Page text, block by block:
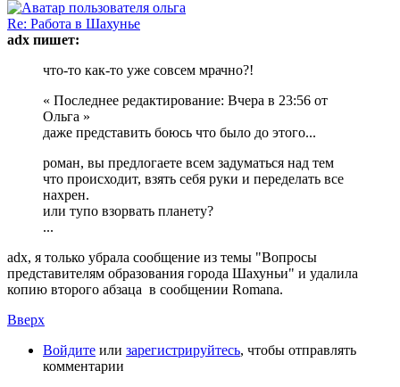
Re: Работа в Шахунье
adx пишет:
что-то как-то уже совсем мрачно?!
« Последнее редактирование: Вчера в 23:56 от
Ольга »
даже представить боюсь что было до этого...
роман, вы предлогаете всем задуматься над тем
что происходит, взять себя руки и переделать все
нахрен.
или тупо взорвать планету?
...
adx, я только убрала сообщение из темы "Вопросы
представителям образования города Шахуньи" и удалила
копию второго абзаца в сообщении Romana.
Вверх
Войдите или зарегистрируйтесь, чтобы отправлять
комментарии